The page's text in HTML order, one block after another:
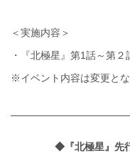
＜実施内容＞
・『北極星』第1話～第２
※イベント内容は変更とな
◆『北極星』先